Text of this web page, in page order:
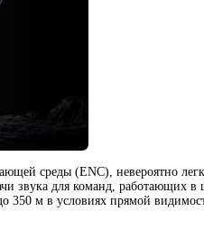
среды (ENC), невероятно
звука для команд работающих в
350 м в условиях прямой